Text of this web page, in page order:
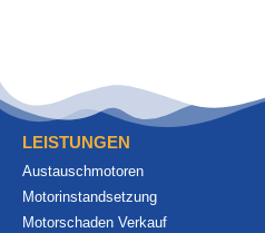
LEISTUNGEN
Austauschmotoren
Motorinstandsetzung
Motorschaden Verkauf